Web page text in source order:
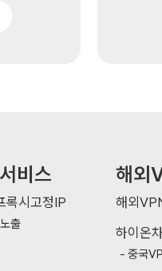
비스
록시고정IP
출
해외
해외
하이온
중국